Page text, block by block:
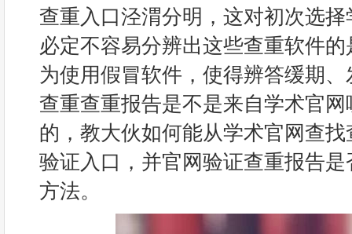
查重入口泾渭分明，这对初次选
必定不容易分辨出这些查重软件
为使用假冒软件，使得辨答缓期
查重查重报告是不是来自学术官
的，教大伙如何能从学术官网查
验证入口，并官网验证查重报告
方法。